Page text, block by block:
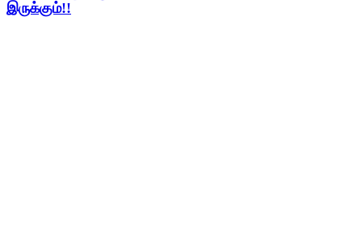
இருக்கும்!!